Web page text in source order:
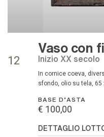
12
Vaso con
inizio XX secolo
sfondo, olio su tela, 65
BASE D'ASTA
€ 100,00
DETTAGLIO